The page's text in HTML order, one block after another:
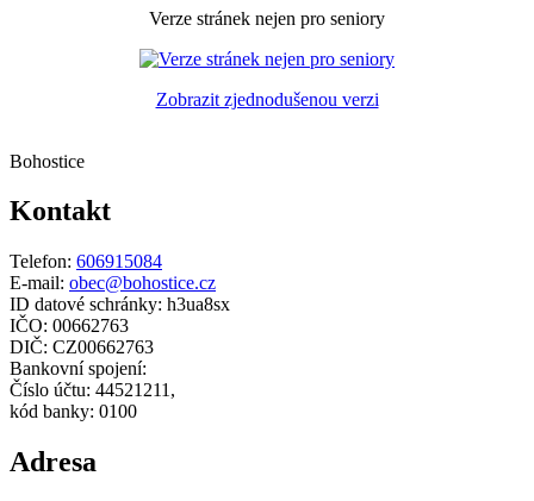
Verze stránek nejen pro seniory
Zobrazit zjednodušenou verzi
Bohostice
Kontakt
Telefon: 606915084
E-mail: obec@bohostice.cz
ID datové schránky: h3ua8sx
IČO: 00662763
DIČ: CZ00662763
Bankovní spojení:
Číslo účtu: 44521211,
kód banky: 0100
Adresa